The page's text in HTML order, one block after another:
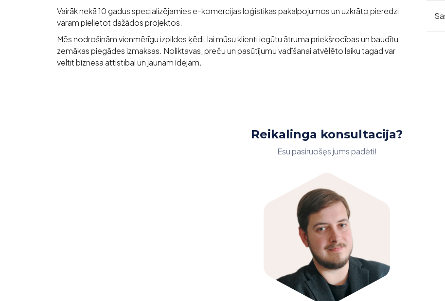
Vairāk nekā 10 gadus specializējamies e-komercijas loģistikas pakalpojumos un uzkrāto pieredzi
varam pielietot dažādos projektos.
Mēs nodrošinām vienmērīgu izpildes ķēdi, lai mūsu klienti iegūtu ātruma priekšrocības un baudītu
zemākas piegādes izmaksas. Noliktavas, preču un pasūtījumu vadīšanai atvēlēto laiku tagad var
veltīt biznesa attīstībai un jaunām idejām.
Reikalinga konsultacija?
Esu pasiruošęs jums padėti!